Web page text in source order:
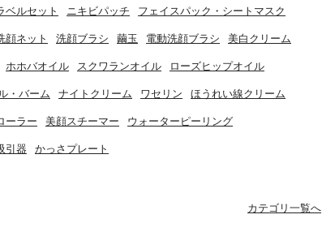
ベルセット ニキビパッチ フェイスパック・シートマスク
顔ネット 洗顔ブラシ 繭玉 電動洗顔ブラシ 美白クリーム
ホホバオイル スクワランオイル ローズヒップオイル
・バーム ナイトクリーム ワセリン ほうれい線クリーム
ーラー 美顔スチーマー ウォーターピーリング
引器 かっさプレート
カテゴリ一覧へ